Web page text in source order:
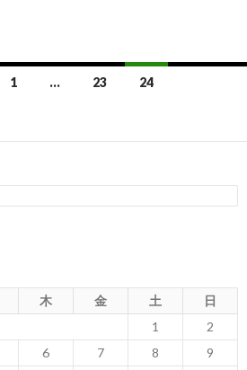
1 … 23 24
木 金 土
日
1
2
6 7 8
9